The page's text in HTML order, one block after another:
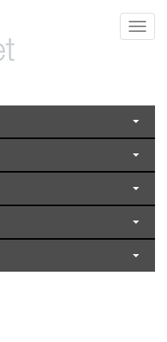
Toggle